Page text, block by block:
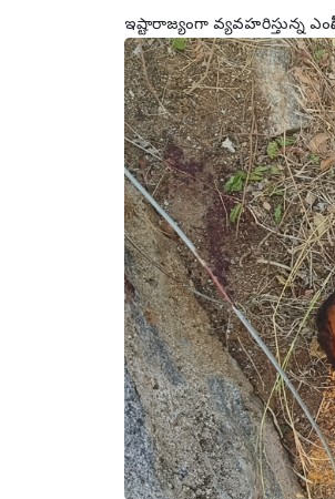
ఇష్టారాజ్యంగా వ్యవహరిస్తున్న